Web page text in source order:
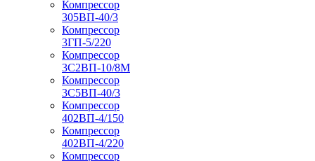
Компрессор
305ВП-40/3
Компрессор
3ГП-5/220
Компрессор
3С2ВП-10/8М
Компрессор
3С5ВП-40/3
Компрессор
402ВП-4/150
Компрессор
402ВП-4/220
Компрессор